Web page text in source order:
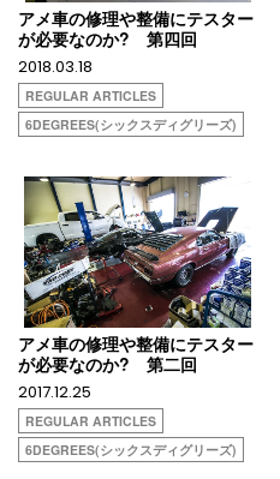
アメ車の修理や整備にテスター
が必要なのか? 第四回
2018.03.18
REGULAR ARTICLES
6DEGREES(シックスディグリーズ)
アメ車の修理や整備にテスター
が必要なのか? 第二回
2017.12.25
REGULAR ARTICLES
6DEGREES(シックスディグリーズ)